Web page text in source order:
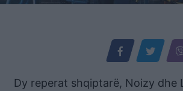
Dy reperat shqiptarë, Noizy dhe